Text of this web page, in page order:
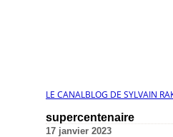
LE CANALBLOG DE SYLVAIN
supercentenaire
17 janvier 2023